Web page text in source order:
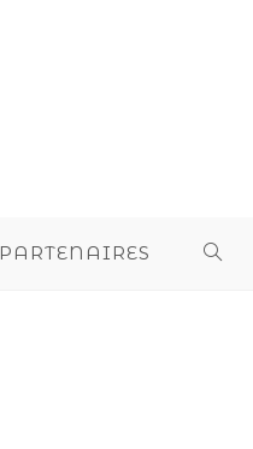
PARTENAIRES